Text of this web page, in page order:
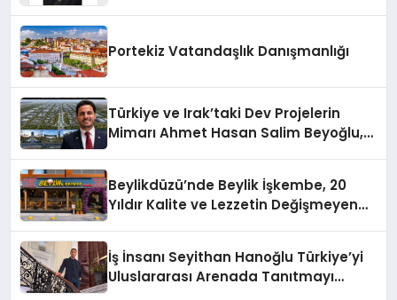
Portekiz Vatandaşlık Danışmanlığı
Türkiye ve Irak’taki Dev Projelerin
Mimarı Ahmet Hasan Salim Beyoğlu,
Hayata Geçirecek
Beylikdüzü’nde Beylik İşkembe, 20
Yıldır Kalite ve Lezzetin Değişmeyen
İş İnsanı Seyithan Hanoğlu Türkiye’yi
Uluslararası Arenada Tanıtmayı